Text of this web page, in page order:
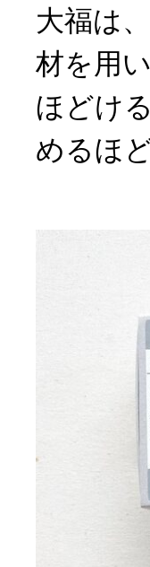
大福は
材を用
ほどけ
めるほ